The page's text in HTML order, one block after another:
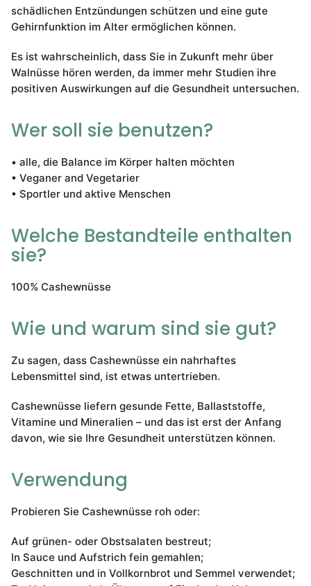
schädlichen Entzündungen schützen und eine gute
Gehirnfunktion im Alter ermöglichen können.
Es ist wahrscheinlich, dass Sie in Zukunft mehr über
Walnüsse hören werden, da immer mehr Studien ihre
positiven Auswirkungen auf die Gesundheit untersuchen.
Wer soll sie benutzen?
• alle, die Balance im Körper halten möchten
• Veganer and Vegetarier
• Sportler und aktive Menschen
Welche Bestandteile enthalten
sie?
100% Cashewnüsse
Wie und warum sind sie gut?
Zu sagen, dass Cashewnüsse ein nahrhaftes
Lebensmittel sind, ist etwas untertrieben.
Cashewnüsse liefern gesunde Fette, Ballaststoffe,
Vitamine und Mineralien – und das ist erst der Anfang
davon, wie sie Ihre Gesundheit unterstützen können.
Verwendung
Probieren Sie Cashewnüsse roh oder:
Auf grünen- oder Obstsalaten bestreut;
In Sauce und Aufstrich fein gemahlen;
Geschnitten und in Vollkornbrot und Semmel verwendet;